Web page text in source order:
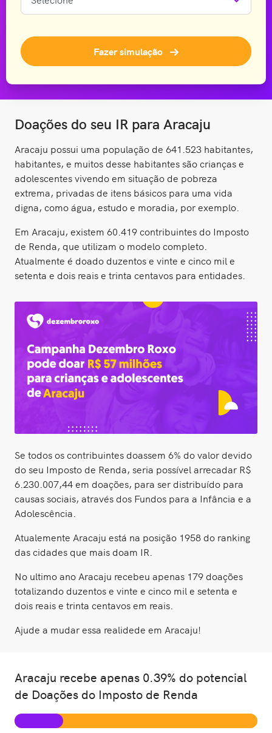
Doações do seu IR para Aracaju
Aracaju possui uma população de 641.523 habitantes,
habitantes, e muitos desse habitantes são crianças e
adolescentes vivendo em situação de pobreza
extrema, privadas de itens básicos para uma vida
digna, como água, estudo e moradia, por exemplo.
Em Aracaju, existem 60.419 contribuintes do Imposto
de Renda, que utilizam o modelo completo.
Atualmente é doado duzentos e vinte e cinco mil e
setenta e dois reais e trinta centavos para entidades.
Se todos os contribuintes doassem 6% do valor devido
do seu Imposto de Renda, seria possível arrecadar R$
6.230.007,44 em doações, para ser distribuído para
causas sociais, através dos Fundos para a Infância e a
Adolescência.
Atualemente Aracaju está na posição 1958 do ranking
das cidades que mais doam IR.
No ultimo ano Aracaju recebeu apenas 179 doações
totalizando duzentos e vinte e cinco mil e setenta e
dois reais e trinta centavos em reais.
Ajude a mudar essa realidede em Aracaju!
Aracaju recebe apenas 0.39% do potencial
de Doações do Imposto de Renda
Fazer simulação